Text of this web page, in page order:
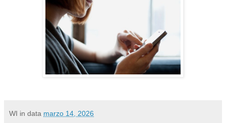
WI in data marzo 14, 2026